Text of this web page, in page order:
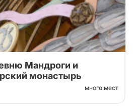
Мандроги и
монастырь
много мест